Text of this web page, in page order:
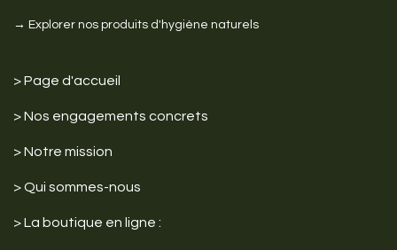
→ Explorer nos produits d'hygiène naturels
>Page d'accueil
> Nos engagements concrets
>Notre mission
>Qui sommes-nous
>La boutique en ligne :